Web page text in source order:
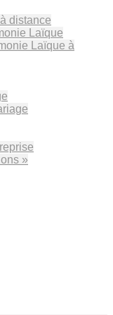
distance
Laïque
Laïque à
»